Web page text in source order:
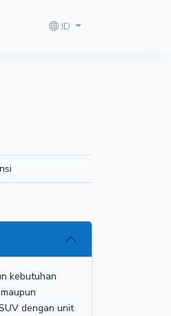
ID
kebutuhan
dengan unit